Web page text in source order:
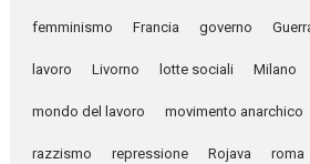
femminismo Francia governo
lavoro Livorno lotte sociali Milano
mondo del lavoro movimento anarchico
razzismo repressione Rojava roma